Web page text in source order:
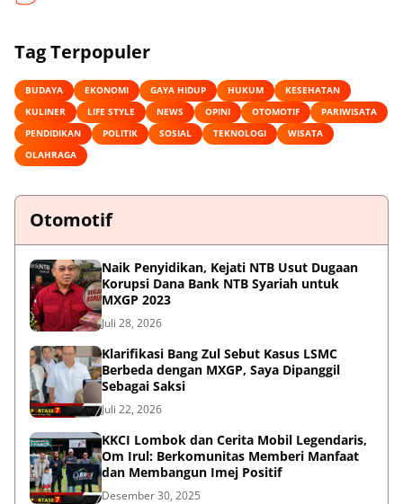
Tag Terpopuler
BUDAYA EKONOMI GAYA HIDUP HUKUM
KESEHATAN
KULINER
LIFE STYLE NEWS OPINI OTOMOTIF
PARIWISATA
PENDIDIKAN
POLITIK SOSIAL TEKNOLOGI
WISATA
OLAHRAGA
Otomotif
Naik Penyidikan, Kejati NTB Usut Dugaan
Korupsi Dana Bank NTB Syariah untuk
MXGP 2023
Juli 28, 2026
Klarifikasi Bang Zul Sebut Kasus LSMC
Berbeda dengan MXGP, Saya Dipanggil
Sebagai Saksi
Juli 22, 2026
KKCI Lombok dan Cerita Mobil Legendaris,
Om Irul: Berkomunitas Memberi Manfaat
dan Membangun Imej Positif
Desember 30, 2025